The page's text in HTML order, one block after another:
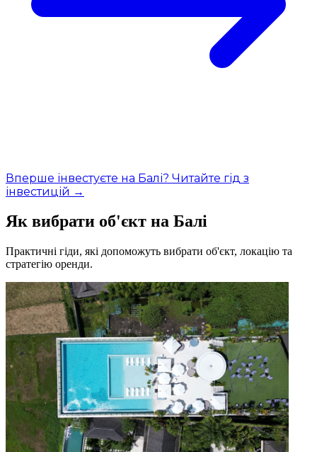
Вперше інвестуєте на Балі? Читайте гід з
інвестицій →
Як вибрати об'єкт на Балі
Практичні гіди, які допоможуть вибрати об'єкт, локацію та
стратегію оренди.